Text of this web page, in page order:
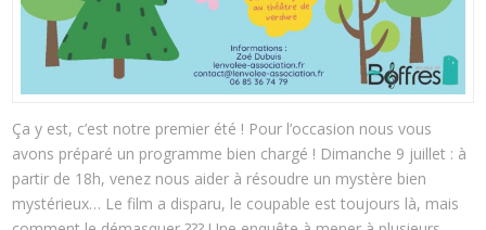
Ça y est, c’est notre premier été ! Pour l’occasion nous vous
avons préparé un programme bien chargé ! Dimanche 9 juillet : à
partir de 18h, venez nous aider à résoudre un mystère bien
mystérieux… Le film a disparu, le coupable est toujours là, mais